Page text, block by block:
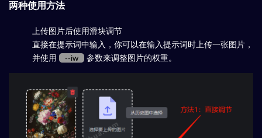
两种使用方法
上传图片后使用滑块调节
直接在提示词中输入，你可以在输入提示词时上传一张图片，
并使用
--iw 参数来调整图片的权重。